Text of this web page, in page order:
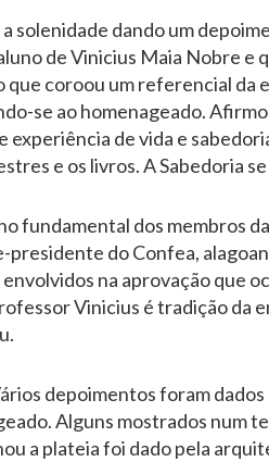
solenidade dando um
de Vinicius Maia Nobre
coroou um referencial da
se ao homenageado.
de vida e
e os livros. A Sabedoria
fundamental dos membros
presidente do Confea,
na aprovação que
Vinicius é tradição
depoimentos foram dados
Alguns mostrados num
a plateia foi dado pela